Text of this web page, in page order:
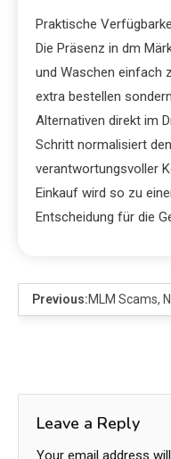
Praktische
Die Präsenz in dm
und Waschen einfach
extra bestellen
Alternativen direkt im
Schritt normalisiert
verantwortungsvoller
Einkauf wird so zu
Entscheidung für die
Previous:MLM Scams,
Leave a Reply
Your email address